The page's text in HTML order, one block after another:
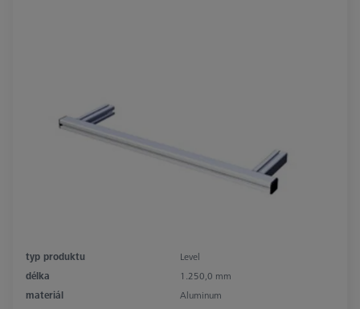
typ produktu
Level
délka
1.250,0 mm
materiál
Aluminum